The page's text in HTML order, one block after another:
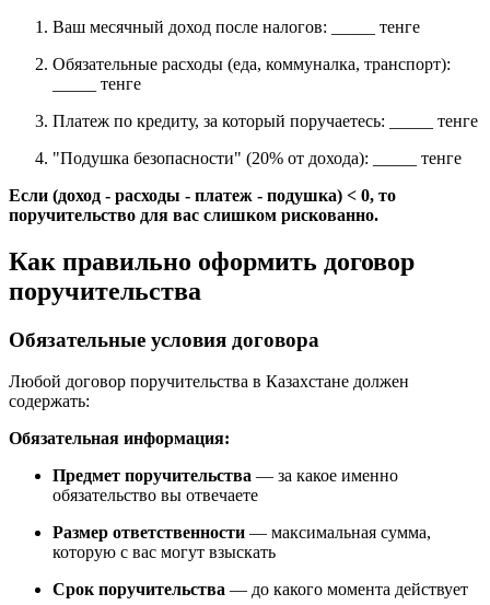
Ваш месячный доход после налогов: _____ тенге
Обязательные расходы (еда, коммуналка, транспорт):
_____ тенге
Платеж по кредиту, за который поручаетесь: _____ тенге
"Подушка безопасности" (20% от дохода): _____ тенге
Если (доход - расходы - платеж - подушка) < 0, то
поручительство для вас слишком рискованно.
Как правильно оформить договор
поручительства
Обязательные условия договора
Любой договор поручительства в Казахстане должен
содержать:
Обязательная информация:
Предмет поручительства — за какое именно
обязательство вы отвечаете
Размер ответственности — максимальная сумма,
которую с вас могут взыскать
Срок поручительства — до какого момента действует